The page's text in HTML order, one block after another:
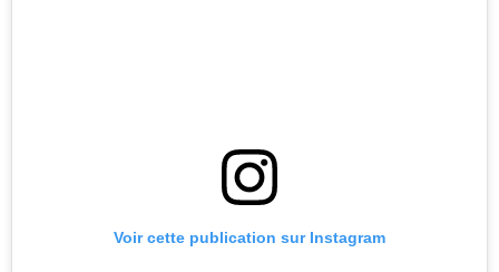
Voir cette publication sur Instagram